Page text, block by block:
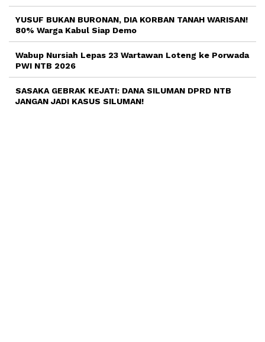
YUSUF BUKAN BURONAN, DIA KORBAN TANAH WARISAN!
80% Warga Kabul Siap Demo
Wabup Nursiah Lepas 23 Wartawan Loteng ke Porwada
PWI NTB 2026
SASAKA GEBRAK KEJATI: DANA SILUMAN DPRD NTB
JANGAN JADI KASUS SILUMAN!